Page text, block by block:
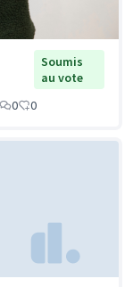
Soumis
au vote
0 0